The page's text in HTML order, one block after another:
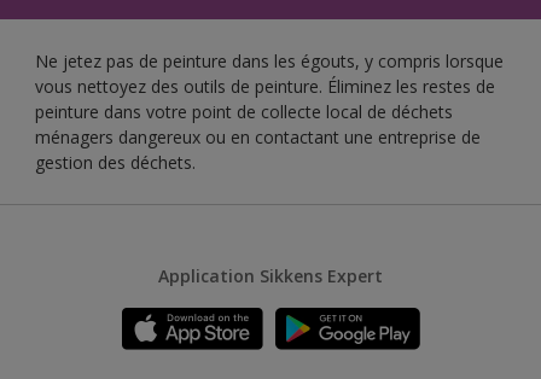
Ne jetez pas de peinture dans les égouts, y compris lorsque
vous nettoyez des outils de peinture. Éliminez les restes de
peinture dans votre point de collecte local de déchets
ménagers dangereux ou en contactant une entreprise de
gestion des déchets.
Application Sikkens Expert